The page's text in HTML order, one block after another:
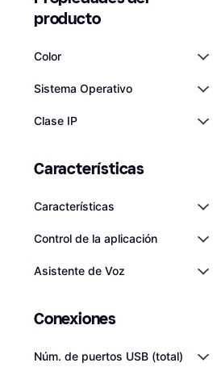
producto
Color
Sistema Operativo
Clase IP
Características
Características
Control de la aplicación
Asistente de Voz
Conexiones
Núm. de puertos USB (total)